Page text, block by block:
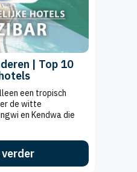
| Top 10
een tropisch
de witte
en Kendwa die
verder